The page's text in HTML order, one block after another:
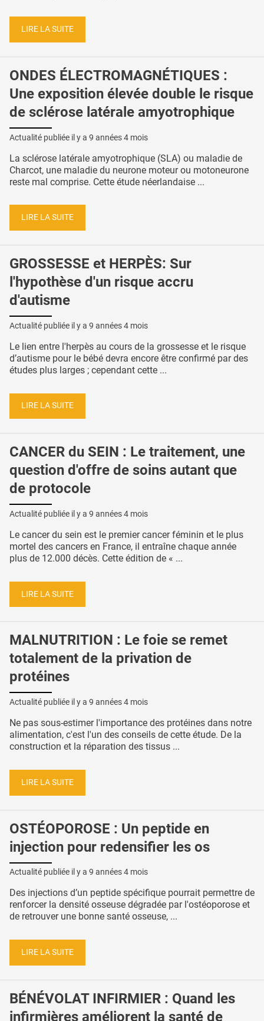
LIRE LA SUITE
ONDES ÉLECTROMAGNÉTIQUES :
Une exposition élevée double le risque
de sclérose latérale amyotrophique
Actualité publiée il y a 9 années 4 mois
La sclérose latérale amyotrophique (SLA) ou maladie de
Charcot, une maladie du neurone moteur ou motoneurone
reste mal comprise. Cette étude néerlandaise ...
LIRE LA SUITE
GROSSESSE et HERPÈS: Sur
l'hypothèse d'un risque accru
d'autisme
Actualité publiée il y a 9 années 4 mois
Le lien entre l'herpès au cours de la grossesse et le risque
d’autisme pour le bébé devra encore être confirmé par des
études plus larges ; cependant cette ...
LIRE LA SUITE
CANCER du SEIN : Le traitement, une
question d'offre de soins autant que
de protocole
Actualité publiée il y a 9 années 4 mois
Le cancer du sein est le premier cancer féminin et le plus
mortel des cancers en France, il entraîne chaque année
plus de 12.000 décès. Cette édition de « ...
LIRE LA SUITE
MALNUTRITION : Le foie se remet
totalement de la privation de
protéines
Actualité publiée il y a 9 années 4 mois
Ne pas sous-estimer l'importance des protéines dans notre
alimentation, c'est l'un des conseils de cette étude. De la
construction et la réparation des tissus ...
LIRE LA SUITE
OSTÉOPOROSE : Un peptide en
injection pour redensifier les os
Actualité publiée il y a 9 années 4 mois
Des injections d’un peptide spécifique pourrait permettre de
renforcer la densité osseuse dégradée par l'ostéoporose et
de retrouver une bonne santé osseuse, ...
LIRE LA SUITE
BÉNÉVOLAT INFIRMIER : Quand les
infirmières améliorent la santé de